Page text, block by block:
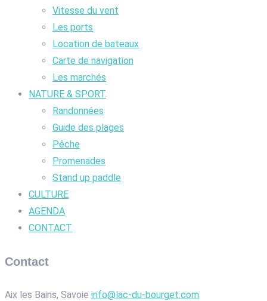
Vitesse du vent
Les ports
Location de bateaux
Carte de navigation
Les marchés
NATURE & SPORT
Randonnées
Guide des plages
Pêche
Promenades
Stand up paddle
CULTURE
AGENDA
CONTACT
Contact
Aix les Bains, Savoie info@lac-du-bourget.com